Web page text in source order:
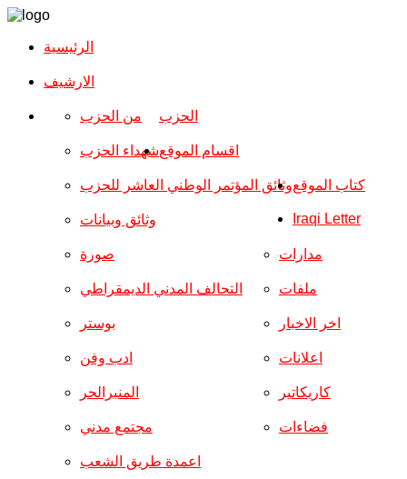
الرئيسية
الارشیف
الحزب من الحزب
شهداء الحزب
وثائق المؤتمر الوطني العاشر للحزب
وثائق وبيانات
اقسام الموقع
صورة
التحالف المدني الديمقراطي
بوستر
ادب وفن
المنبرالحر
مجتمع مدني
مدارات
ملفات
اخر الاخبار
اعلانات
كاريكاتير
فضاءات
اعمدة طريق الشعب
كتاب الموقع
Iraqi Letter